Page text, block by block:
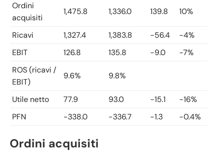
Ordini
acquisiti
1,475.8 1,336.0 139.8 10%
Ricavi 1,327.4 1,383.8 -56.4
-4%
EBIT
126.8 135.8 -9.0
-7%
ROS (ricavi /
EBIT)
9.6% 9.8%
Utile netto 77.9 93.0 -15.1
-16%
PFN
-338.0 -336.7 -1.3 -0.4%
Ordini acquisiti